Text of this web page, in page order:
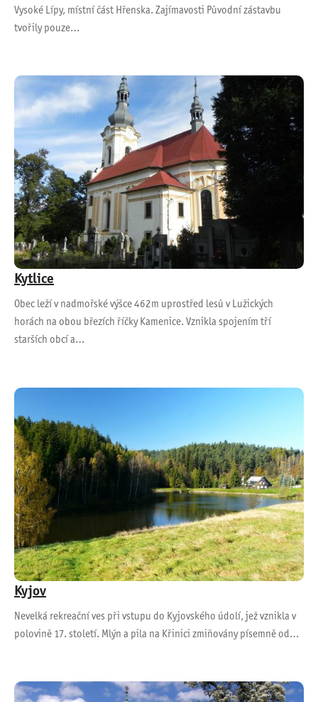
Vysoké Lípy, místní část Hřenska. Zajímavosti Původní zástavbu
tvořily pouze…
Kytlice
Obec leží v nadmořské výšce 462m uprostřed lesů v Lužických
horách na obou březích říčky Kamenice. Vznikla spojením tří
starších obcí a…
Kyjov
Nevelká rekreační ves při vstupu do Kyjovského údolí, jež vznikla v
polovině 17. století. Mlýn a pila na Křinici zmiňovány písemně od…